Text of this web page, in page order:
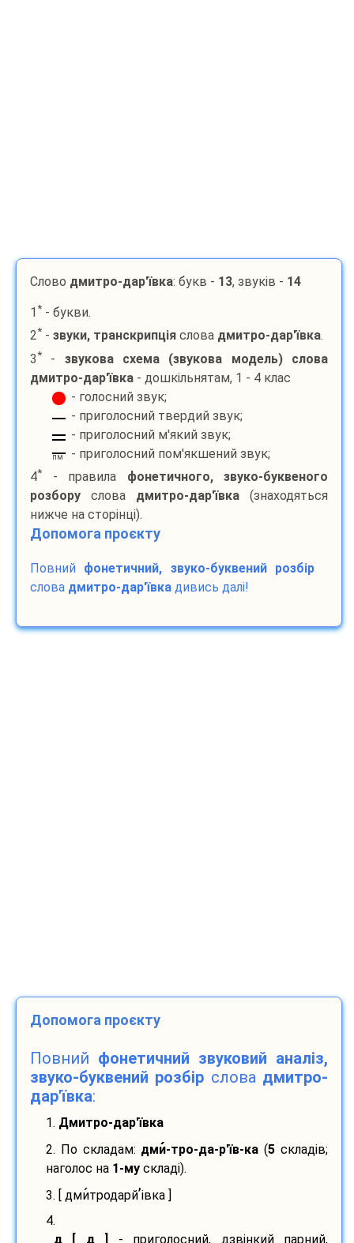
Слово дмитро-дар'ївка: букв - 13, звуків - 14
1 * - букви.
2* - звуки, транскрипція слова дмитро-дар'ївка.
3* - звукова схема (звукова модель) слова
дмитро-дар'ївка - дошкільнятам, 1 - 4 клас
- голосний звук;
- приголосний твердий звук;
- приголосний м'який звук;
пм
- приголосний пом'якшений звук;
4* - правила фонетичного, звуко-буквеного
розбору слова дмитро-дар'ївка (знаходяться
нижче на сторінці).
Допомога проєкту
Повний фонетичний, звуко-буквений розбір
слова дмитро-дар'ївка дивись далі!
Допомога проєкту
Повний фонетичний звуковий аналіз,
звуко-буквений розбір слова дмитро-
дар'ївка:
1. Дмитро-дар'ївка
2. По складам: дми-тро-да-р'їв-ка (5 складів;
наголос на 1-му складі).
3. [ дмитродарй’івка ]
4.
д [ д ]
- приголосний, дзвінкий парний,